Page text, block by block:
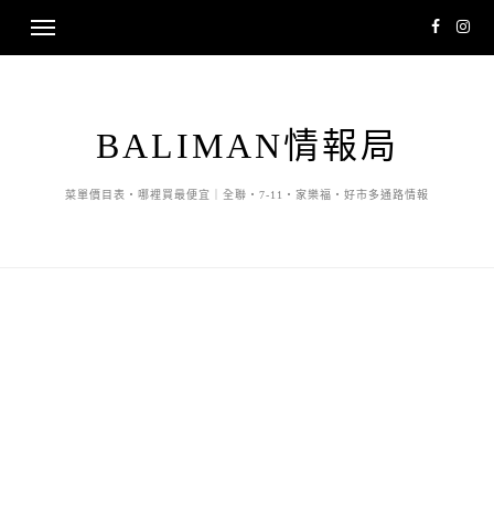
BALIMAN情報局
菜單價目表・哪裡買最便宜｜全聯・7-11・家樂福・好市多通路情報